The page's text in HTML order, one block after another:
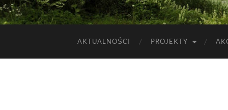
AKTUALNOŚCI PROJEKTY